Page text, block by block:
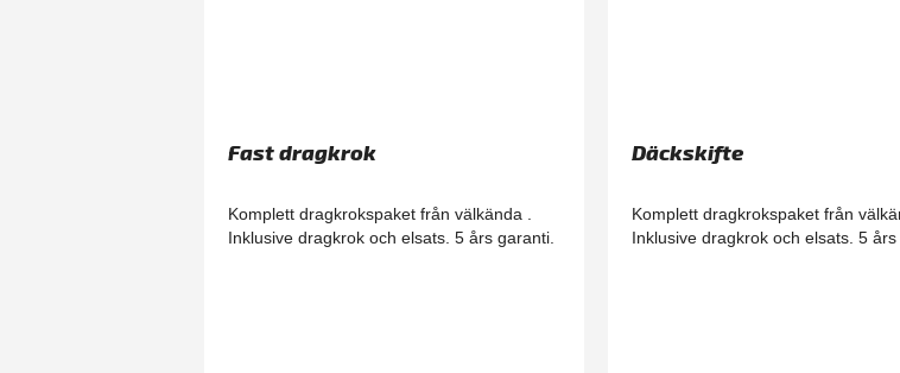
Fast dragkrok
Komplett dragkrokspaket från välkända .
Inklusive dragkrok och elsats. 5 års garanti.
Däckskifte
Komplett dragkrokspaket från
Inklusive dragkrok och elsats. 5